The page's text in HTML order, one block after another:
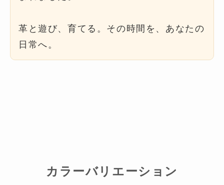
革と遊び、育てる。その時間を、あなたの
日常へ。
カラーバリエーション